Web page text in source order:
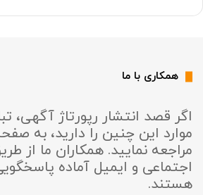
همکاری با ما
اگر قصد انتشار رپورتاژ آگهی،
موارد این چنین را دارید، به
مراجعه نمایید. همکاران ما از
اجتماعی و ایمیل آماده
هستند.